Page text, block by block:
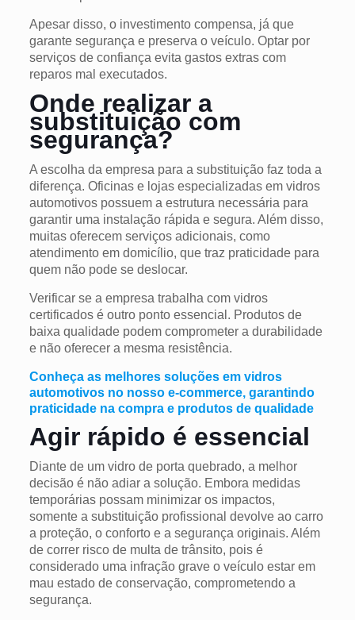
Apesar disso, o investimento compensa, já que
garante segurança e preserva o veículo. Optar por
serviços de confiança evita gastos extras com
reparos mal executados.
Onde realizar a
substituição com
segurança?
A escolha da empresa para a substituição faz toda a
diferença. Oficinas e lojas especializadas em vidros
automotivos possuem a estrutura necessária para
garantir uma instalação rápida e segura. Além disso,
muitas oferecem serviços adicionais, como
atendimento em domicílio, que traz praticidade para
quem não pode se deslocar.
Verificar se a empresa trabalha com vidros
certificados é outro ponto essencial. Produtos de
baixa qualidade podem comprometer a durabilidade
e não oferecer a mesma resistência.
Conheça as melhores soluções em vidros
automotivos no nosso e-commerce, garantindo
praticidade na compra e produtos de qualidade
Agir rápido é essencial
Diante de um vidro de porta quebrado, a melhor
decisão é não adiar a solução. Embora medidas
temporárias possam minimizar os impactos,
somente a substituição profissional devolve ao carro
a proteção, o conforto e a segurança originais. Além
de correr risco de multa de trânsito, pois é
considerado uma infração grave o veículo estar em
mau estado de conservação, comprometendo a
segurança.